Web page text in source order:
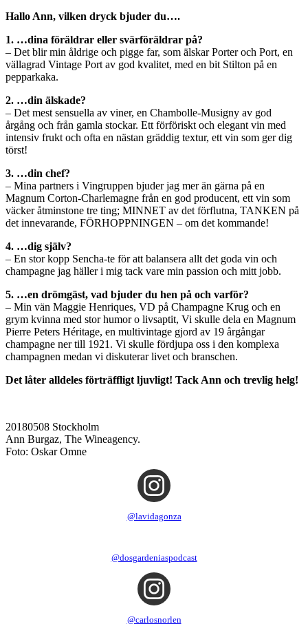
Hallo Ann, vilken dryck bjuder du….
1. …dina föräldrar eller svärföräldrar på?
– Det blir min åldrige och pigge far, som älskar Porter och Port, en
vällagrad Vintage Port av god kvalitet, med en bit Stilton på en
pepparkaka.
2. …din älskade?
– Det mest sensuella av viner, en Chambolle-Musigny av god
årgång och från gamla stockar. Ett förföriskt och elegant vin med
intensiv frukt och ofta en nästan gräddig textur, ett vin som ger dig
törst!
3. …din chef?
– Mina partners i Vingruppen bjuder jag mer än gärna på en
Magnum Corton-Charlemagne från en god producent, ett vin som
väcker åtminstone tre ting; MINNET av det förflutna, TANKEN på
det innevarande, FÖRHOPPNINGEN – om det kommande!
4. …dig själv?
– En stor kopp Sencha-te för att balansera allt det goda vin och
champagne jag häller i mig tack vare min passion och mitt jobb.
5. …en drömgäst, vad bjuder du hen på och varför?
– Min vän Maggie Henriques, VD på Champagne Krug och en
grym kvinna med stor humor o livsaptit, Vi skulle dela en Magnum
Pierre Peters Héritage, en multivintage gjord av 19 årgångar
champagne ner till 1921. Vi skulle fördjupa oss i den komplexa
champagnen medan vi diskuterar livet och branschen.
Det låter alldeles förträffligt ljuvligt! Tack Ann och trevlig helg!
20180508 Stockholm
Ann Burgaz, The Wineagency.
Foto: Oskar Omne
@lavidagonza
@dosgardeniaspodcast
@carlosnorlen